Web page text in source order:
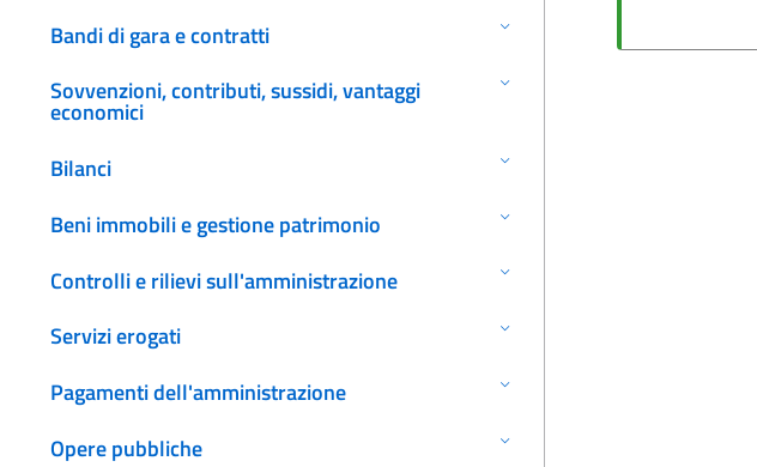
Bandi di gara e contratti
Sovvenzioni, contributi, sussidi, vantaggi
economici
Bilanci
Beni immobili e gestione patrimonio
Controlli e rilievi sull'amministrazione
Servizi erogati
Pagamenti dell'amministrazione
Opere pubbliche